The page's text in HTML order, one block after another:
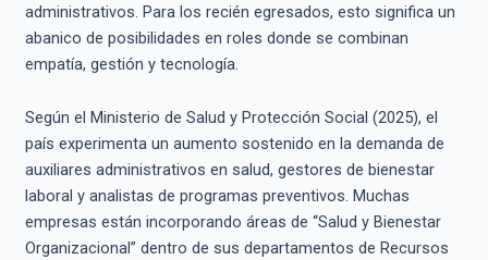
administrativos. Para los recién egresados, esto significa un
abanico de posibilidades en roles donde se combinan
empatía, gestión y tecnología.
Según el Ministerio de Salud y Protección Social (2025), el
país experimenta un aumento sostenido en la demanda de
auxiliares administrativos en salud, gestores de bienestar
laboral y analistas de programas preventivos. Muchas
empresas están incorporando áreas de “Salud y Bienestar
Organizacional” dentro de sus departamentos de Recursos